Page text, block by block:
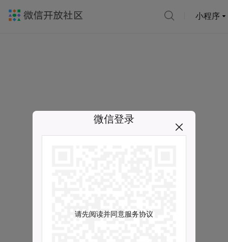
小程序
微信登录
请先阅读并同意服务协议